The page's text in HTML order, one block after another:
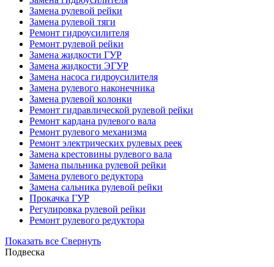
Замена рулевой рейки
Замена рулевой тяги
Ремонт гидроусилителя
Ремонт рулевой рейки
Замена жидкости ГУР
Замена жидкости ЭГУР
Замена насоса гидроусилителя
Замена рулевого наконечника
Замена рулевой колонки
Ремонт гидравлической рулевой рейки
Ремонт кардана рулевого вала
Ремонт рулевого механизма
Ремонт электрических рулевых реек
Замена крестовины рулевого вала
Замена пыльника рулевой рейки
Замена рулевого редуктора
Замена сальника рулевой рейки
Прокачка ГУР
Регулировка рулевой рейки
Ремонт рулевого редуктора
Показать все Свернуть
Подвеска